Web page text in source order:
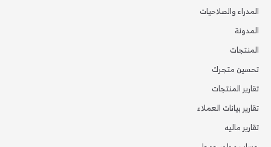
المدراء والصلاحيات
المدونة
المنتجات
تحسين متجرك
تقارير المنتجات
تقارير بيانات العملاء
تقارير ماليه